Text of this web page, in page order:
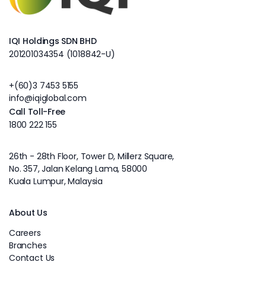
IQI Holdings SDN BHD
201201034354 (1018842-U)
+(60)3 7453 5155
info@iqiglobal.com
Call Toll-Free
1800 222 155
26th - 28th Floor, Tower D, Millerz Square,
No. 357, Jalan Kelang Lama, 58000
Kuala Lumpur, Malaysia
About Us
Careers
Branches
Contact Us